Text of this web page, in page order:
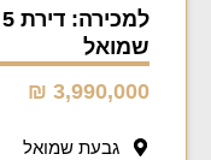
שמואל
3,990,000 ₪
גבעת שמואל